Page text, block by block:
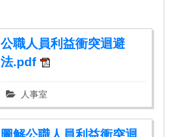
公職人員利益衝突迴避
法.pdf
人事室
圖解公職人員利益衝突迴